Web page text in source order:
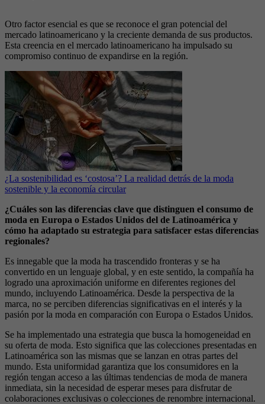
Otro factor esencial es que se reconoce el gran potencial del
mercado latinoamericano y la creciente demanda de sus productos.
Esta creencia en el mercado latinoamericano ha impulsado su
compromiso continuo de expandirse en la región.
¿La sostenibilidad es ‘costosa’? La realidad detrás de la moda
sostenible y la economía circular
¿Cuáles son las diferencias clave que distinguen el consumo de
moda en Europa o Estados Unidos del de Latinoamérica y
cómo ha adaptado su estrategia para satisfacer estas diferencias
regionales?
Es innegable que la moda ha trascendido fronteras y se ha
convertido en un lenguaje global, y en este sentido, la compañía ha
logrado una aproximación uniforme en diferentes regiones del
mundo, incluyendo Latinoamérica. Desde la perspectiva de la
marca, no se perciben diferencias significativas en el interés y la
pasión por la moda en comparación con Europa o Estados Unidos.
Se ha implementado una estrategia que busca la homogeneidad en
su oferta de moda. Esto significa que las colecciones presentadas en
Latinoamérica son las mismas que se lanzan en otras partes del
mundo. Esta uniformidad garantiza que los consumidores en la
región tengan acceso a las últimas tendencias de moda de manera
inmediata, sin la necesidad de esperar meses para disfrutar de
colaboraciones exclusivas o colecciones de renombre internacional.